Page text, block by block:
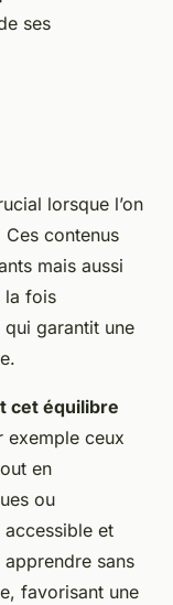
ses
lorsque l’on
Ces contenus
mais aussi
la fois
garantit une
cet équilibre
exemple ceux
en
ou
accessible et
sans
favorisant une